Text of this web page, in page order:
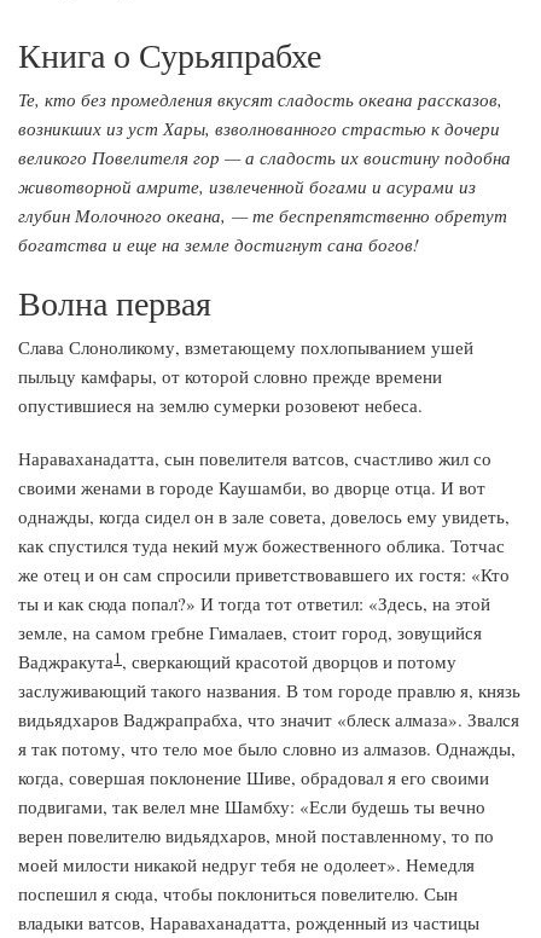
Книга о Сурьяпрабхе
Те, кто без промедления вкусят сладость океана рассказов,
возникших из уст Хары, взволнованного страстью к дочери
великого Повелителя гор — а сладость их воистину подобна
животворной амрите, извлеченной богами и асурами из
глубин Молочного океана, — те беспрепятственно обретут
богатства и еще на земле достигнут сана богов!
Волна первая
Слава Слоноликому, взметающему похлопыванием ушей
пыльцу камфары, от которой словно прежде времени
опустившиеся на землю сумерки розовеют небеса.
Нараваханадатта, сын повелителя ватсов, счастливо жил со
своими женами в городе Каушамби, во дворце отца. И вот
однажды, когда сидел он в зале совета, довелось ему увидеть,
как спустился туда некий муж божественного облика. Тотчас
же отец и он сам спросили приветствовавшего их гостя: «Кто
ты и как сюда попал?» И тогда тот ответил: «Здесь, на этой
земле, на самом гребне Гималаев, стоит город, зовущийся
Ваджракута1, сверкающий красотой дворцов и потому
заслуживающий такого названия. В том городе правлю я, князь
видьядхаров Ваджрапрабха, что значит «блеск алмаза». Звался
я так потому, что тело мое было словно из алмазов. Однажды,
когда, совершая поклонение Шиве, обрадовал я его своими
подвигами, так велел мне Шамбху: «Если будешь ты вечно
верен повелителю видьядхаров, мной поставленному, то по
моей милости никакой недруг тебя не одолеет». Немедля
поспешил я сюда, чтобы поклониться повелителю. Сын
владыки ватсов, Нараваханадатта, рожденный из частицы